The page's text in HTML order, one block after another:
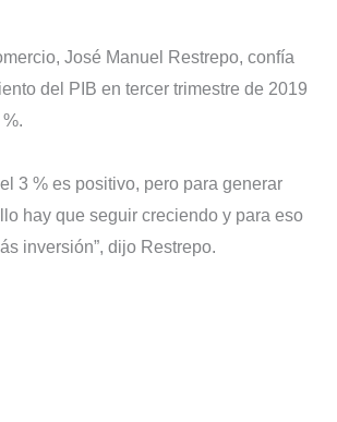
José Manuel Restrepo, confía
del PIB en tercer trimestre de 2019
3 % es positivo, pero para generar
hay que seguir creciendo y para eso
inversión”, dijo Restrepo.